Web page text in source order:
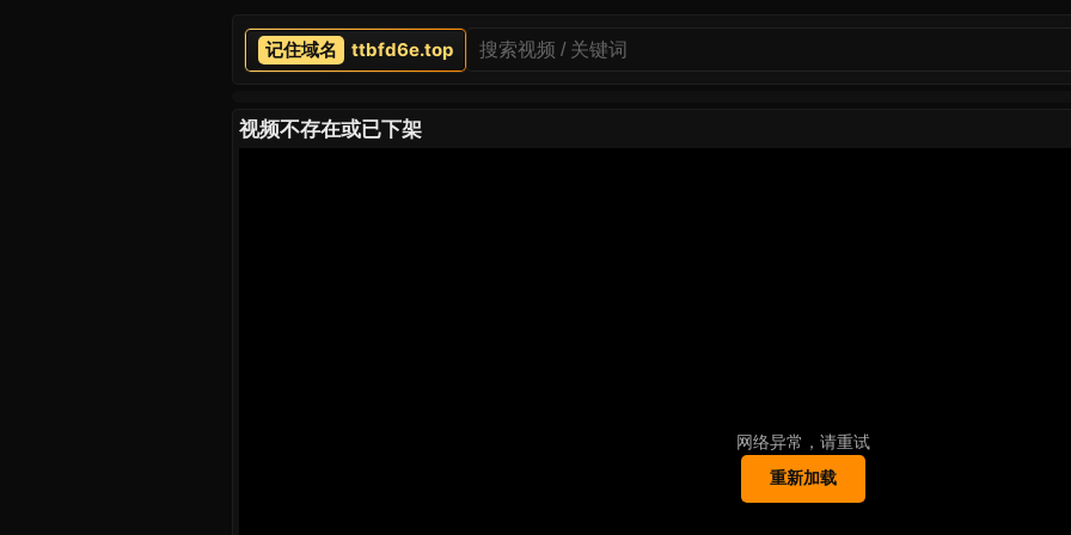
ttbfd6e.top
视频不存在或已下架
网络异常，请重试
重新加载